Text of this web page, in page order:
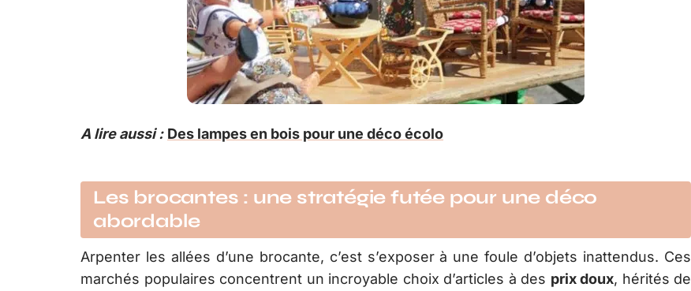
A lire aussi : Des lampes en bois pour une déco écolo
Les brocantes : une stratégie futée pour une déco
abordable
Arpenter les allées d’une brocante, c’est s’exposer à une foule d’objets inattendus. Ces
marchés populaires concentrent un incroyable choix d’articles à des prix doux, hérités de